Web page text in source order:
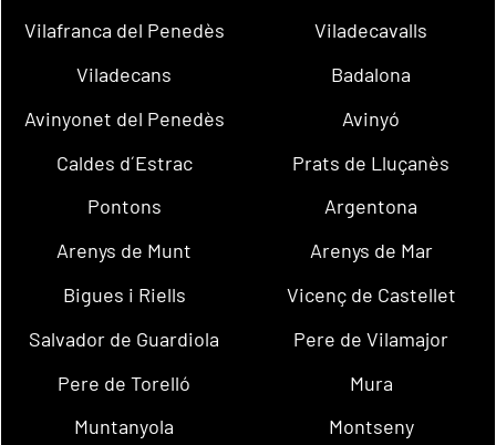
Vilafranca del Penedès
Viladecavalls
Viladecans
Badalona
Avinyonet del Penedès
Avinyó
Caldes d´Estrac
Prats de Lluçanès
Pontons
Argentona
Arenys de Munt
Arenys de Mar
Bigues i Riells
Vicenç de Castellet
Salvador de Guardiola
Pere de Vilamajor
Pere de Torelló
Mura
Muntanyola
Montseny